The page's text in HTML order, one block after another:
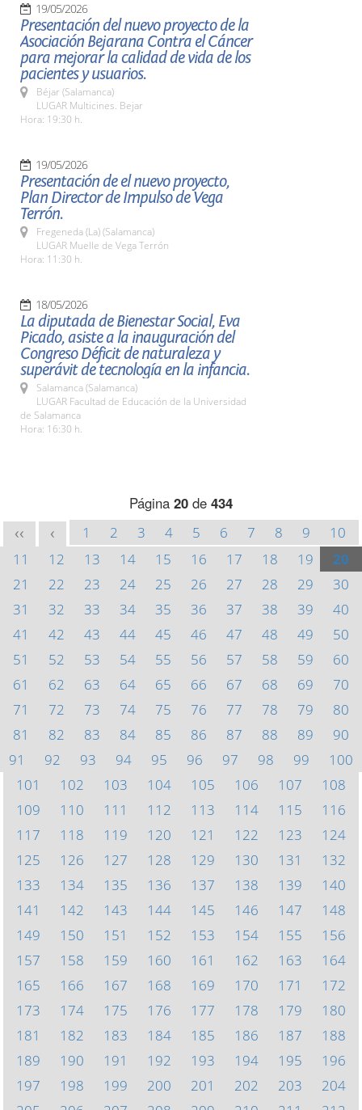
19/05/2026
Presentación del nuevo proyecto de la
Asociación Bejarana Contra el Cáncer
para mejorar la calidad de vida de los
pacientes y usuarios.
Béjar (Salamanca)
LUGAR Multicines. Bejar
Hora: 19:30 h.
19/05/2026
Presentación de el nuevo proyecto,
Plan Director de Impulso de Vega
Terrón.
Fregeneda (La) (Salamanca)
LUGAR Muelle de Vega Terrón
Hora: 11:30 h.
18/05/2026
La diputada de Bienestar Social, Eva
Picado, asiste a la inauguración del
Congreso Déficit de naturaleza y
superávit de tecnología en la infancia.
Salamanca (Salamanca)
LUGAR Facultad de Educación de la Universidad
de Salamanca
Hora: 16:30 h.
Página 20 de 434
<< < 1 2 3 4 5 6 7 8 9
10
11
12 13 14 15 16 17 18 19
20
21
22 23 24 25 26 27 28 29
30
31
32 33 34 35 36 37 38 39
40
41
42 43 44 45 46 47 48 49
50
51
52 53 54 55 56 57 58 59
60
61
62 63 64 65 66 67 68 69
70
71
72 73 74 75 76 77 78 79
80
81
82 83 84 85 86 87 88 89
90
91
92 93 94 95 96 97 98 99
100
101
102 103 104 105 106 107
108
109
110 111 112 113 114 115
116
117
118 119 120 121 122 123
124
125
126 127 128 129 130 131
132
133
134 135 136 137 138 139
140
141
142 143 144 145 146 147
148
149
150 151 152 153 154 155
156
157
158 159 160 161 162 163
164
165
166 167 168 169 170 171
172
173
174 175 176 177 178 179
180
181
182 183 184 185 186 187
188
189
190 191 192 193 194 195
196
197
198 199 200 201 202 203
204